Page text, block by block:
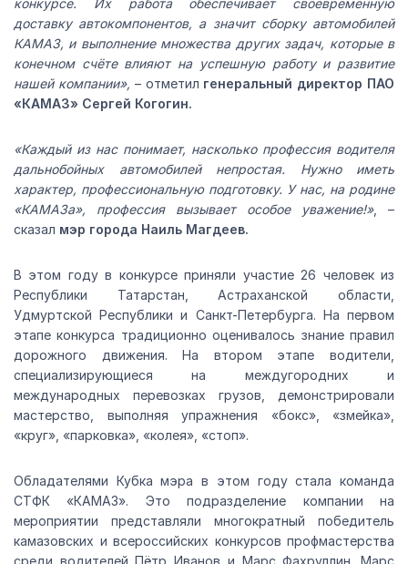
конкурсе. Их работа обеспечивает своевременную
доставку автокомпонентов, а значит сборку автомобилей
КАМАЗ, и выполнение множества других задач, которые в
конечном счёте влияют на успешную работу и развитие
нашей компании», – отметил генеральный директор ПАО
«КАМАЗ» Сергей Когогин.
«Каждый из нас понимает, насколько профессия водителя
дальнобойных автомобилей непростая. Нужно иметь
характер, профессиональную подготовку. У нас, на родине
«КАМАЗа», профессия вызывает особое уважение!», –
сказал мэр города Наиль Магдеев.
В этом году в конкурсе приняли участие 26 человек из
Республики Татарстан, Астраханской области,
Удмуртской Республики и Санкт-Петербурга. На первом
этапе конкурса традиционно оценивалось знание правил
дорожного движения. На втором этапе водители,
специализирующиеся на междугородних и
международных перевозках грузов, демонстрировали
мастерство, выполняя упражнения «бокс», «змейка»,
«круг», «парковка», «колея», «стоп».
Обладателями Кубка мэра в этом году стала команда
СТФК «КАМАЗ». Это подразделение компании на
мероприятии представляли многократный победитель
камазовских и всероссийских конкурсов профмастерства